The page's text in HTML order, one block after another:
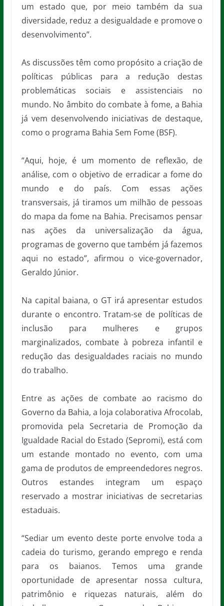
um estado que, por meio também da sua
diversidade, reduz a desigualdade e promove o
desenvolvimento”.
As discussões têm como propósito a criação de
políticas públicas para a redução destas
problemáticas sociais e assistenciais no
mundo. No âmbito do combate à fome, a Bahia
já vem desenvolvendo iniciativas de destaque,
como o programa Bahia Sem Fome (BSF).
“Aqui, hoje, é um momento de reflexão, de
análise, com o objetivo de erradicar a fome do
mundo e do país. Com essas ações
transversais, já tiramos um milhão de pessoas
do mapa da fome na Bahia. Precisamos pensar
nas ações da universalização da água,
programas de governo que também já fazemos
aqui no estado”, afirmou o vice-governador,
Geraldo Júnior.
Na capital baiana, o GT irá apresentar estudos
durante o encontro. Tratam-se de políticas de
inclusão para mulheres e grupos
marginalizados, combate à pobreza infantil e
redução das desigualdades raciais no mundo
do trabalho.
Entre as ações de combate ao racismo do
Governo da Bahia, a loja colaborativa Afrocolab,
promovida pela Secretaria de Promoção da
Igualdade Racial do Estado (Sepromi), está com
um estande montado no evento, com uma
gama de produtos de empreendedores negros.
Outros estandes integram um espaço
reservado a mostrar iniciativas de secretarias
estaduais.
“Sediar um evento deste porte envolve toda a
cadeia do turismo, gerando emprego e renda
para os baianos. Temos uma grande
oportunidade de apresentar nossa cultura,
patrimônio e riquezas naturais, além do